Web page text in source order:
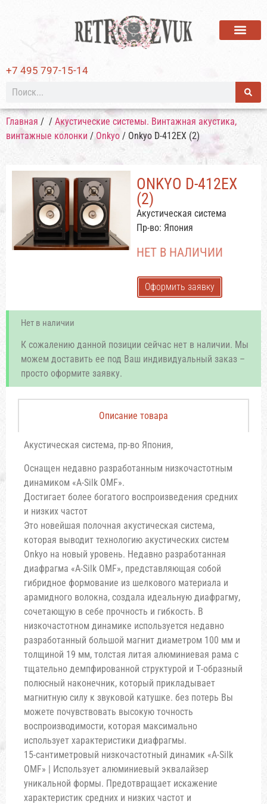
+7 495 797-15-14
Главная / / Акустические системы. Винтажная акустика,
винтажные колонки /Onkyo / Onkyo D-412EX (2)
ONKYO D-412EX
(2)
Акустическая система
Пр-во: Япония
НЕТ В НАЛИЧИИ
Оформить заявку
Нет в наличии
К сожалению данной позиции сейчас нет в наличии. Мы
можем доставить ее под Ваш индивидуальный заказ –
просто оформите заявку.
Описание товара
Акустическая система, пр-во Япония,
Оснащен недавно разработанным низкочастотным
динамиком «A-Silk OMF».
Достигает более богатого воспроизведения средних
и низких частот
Это новейшая полочная акустическая система,
которая выводит технологию акустических систем
Onkyo на новый уровень. Недавно разработанная
диафрагма «A-Silk OMF», представляющая собой
гибридное формование из шелкового материала и
арамидного волокна, создала идеальную диафрагму,
сочетающую в себе прочность и гибкость. В
низкочастотном динамике используется недавно
разработанный большой магнит диаметром 100 мм и
толщиной 19 мм, толстая литая алюминиевая рама с
тщательно демпфированной структурой и Т-образный
полюсный наконечник, который прикладывает
магнитную силу к звуковой катушке. без потерь Вы
можете почувствовать высокую точность
воспроизводимости, которая максимально
использует характеристики диафрагмы.
15-сантиметровый низкочастотный динамик «A-Silk
OMF» | Использует алюминиевый эквалайзер
уникальной формы. Предотвращает искажение
характеристик средних и низких частот и